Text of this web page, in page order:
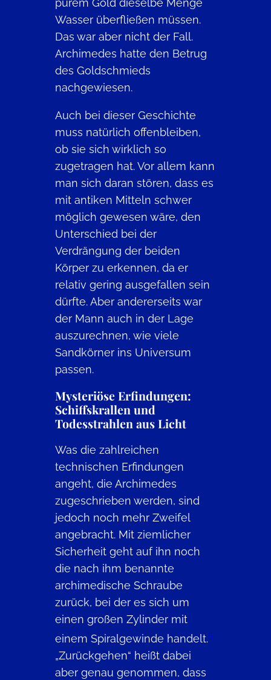
purem Gold dieselbe Menge
Wasser überfließen müssen.
Das war aber nicht der Fall.
Archimedes hatte den Betrug
des Goldschmieds
nachgewiesen.
Auch bei dieser Geschichte
muss natürlich offenbleiben,
ob sie sich wirklich so
zugetragen hat. Vor allem kann
man sich daran stören, dass es
mit antiken Mitteln schwer
möglich gewesen wäre, den
Unterschied bei der
Verdrängung der beiden
Körper zu erkennen, da er
relativ gering ausgefallen sein
dürfte. Aber andererseits war
der Mann auch in der Lage
auszurechnen, wie viele
Sandkörner ins Universum
passen.
Mysteriöse Erfindungen:
Schiffskrallen und
Todesstrahlen aus Licht
Was die zahlreichen
technischen Erfindungen
angeht, die Archimedes
zugeschrieben werden, sind
jedoch noch mehr Zweifel
angebracht. Mit ziemlicher
Sicherheit geht auf ihn noch
die nach ihm benannte
archimedische Schraube
zurück, bei der es sich um
einen großen Zylinder mit
einem Spiralgewinde handelt.5
„Zurückgehen“ heißt dabei
aber genau genommen, dass